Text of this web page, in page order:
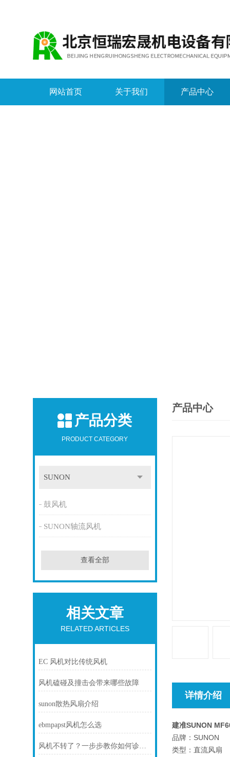
网站首页 关于我们 产品中心
产品分类
PRODUCT CATEGORY
SUNON
鼓风机
SUNON轴流风机
查看全部
相关文章
RELATED ARTICLES
EC 风机对比传统风机
风机磕碰及撞击会带来哪些故障
sunon散热风扇介绍
ebmpapst风机怎么选
风机不转了？一步步教你如何诊断故障
产品中心
详情介绍
建准SUNON
品牌：SUNON
类型：直流风扇